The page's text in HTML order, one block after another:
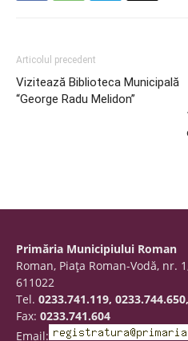
Articolul precedent
Vizitează Biblioteca Municipală
“George Radu Melidon”
Primăria Municipiului Roman
Roman, Piaţa Roman-Vodă, nr.
611022
Tel. 0233.741.119,
Fax: 0233.741.604
Email: